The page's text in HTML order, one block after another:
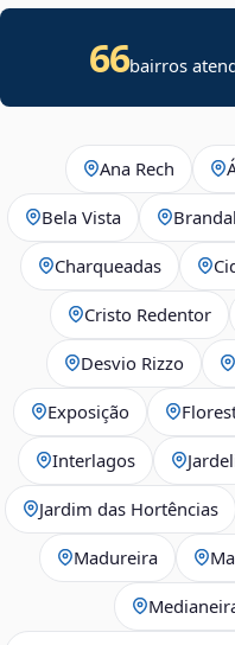
66bairros
Ana Rech
Bela Vista
Charqueadas
Cristo Redentor
Desvio Rizzo
Exposição
Interlagos
Jardim das Hortências
Madureira